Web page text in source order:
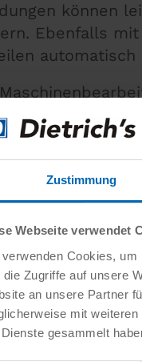
Zustimmung
Webseite verwendet
Cookies,
die Zugriffe auf unsere
an unsere Partner
mit
gesammelt
können
Ebenfalls